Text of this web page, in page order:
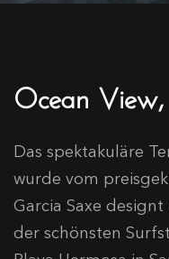
Ocean
Das spektakuläre
wurde vom
Garcia Saxe
der schönsten